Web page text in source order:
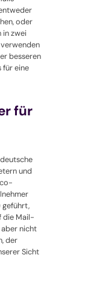
oder
in zwei
besseren
für eine
für
und
geführt,
die Mail-
aber nicht
der
Sicht